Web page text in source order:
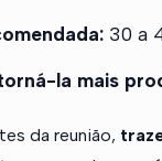
30 a
la mais
da reunião,